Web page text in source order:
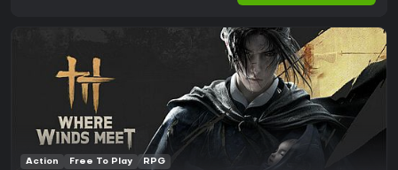
Action Free To Play RPG